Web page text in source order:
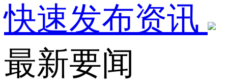
快速发布资讯
最新要闻